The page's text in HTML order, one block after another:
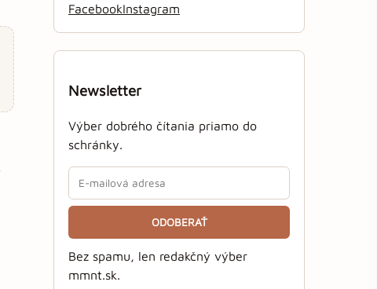
FacebookInstagram
Newsletter
Výber dobrého čítania priamo do
schránky.
ODOBERAŤ
Bez spamu, len redakčný výber
mmnt.sk.